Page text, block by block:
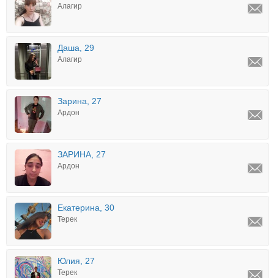
Алагир
Даша, 29
Алагир
Зарина, 27
Ардон
ЗАРИНА, 27
Ардон
Екатерина, 30
Терек
Юлия, 27
Терек